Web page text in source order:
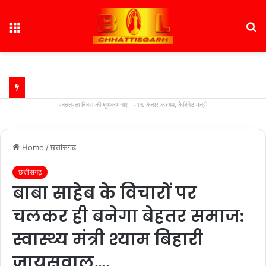
स्वतंत्रता दिवस की शुभकामनाएं - मान. केदार कश्यप, कैबिनेट मंत्री
Home /छत्तीसगढ़
छत्तीसगढ़
बाबा साहेब के विचारों पर
चलकर ही बनेगा बेहतर समाज:
स्वास्थ्य मंत्री श्याम बिहारी